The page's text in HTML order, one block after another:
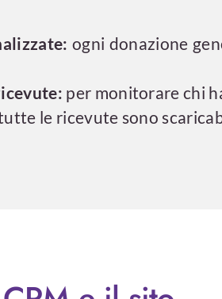
ogni donazione
per monitorare chi
le ricevute sono